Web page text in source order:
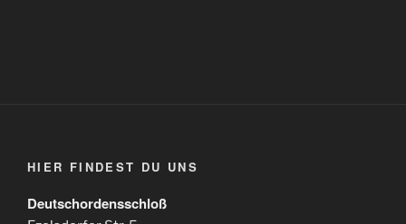
HIER FINDEST DU UNS
Deutschordensschloß